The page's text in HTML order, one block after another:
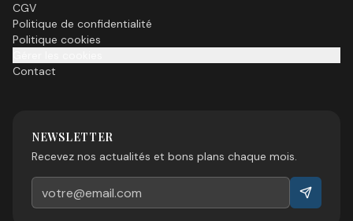
CGV
Politique de confidentialité
Politique cookies
Contact
NEWSLETTER
Recevez nos actualités et bons plans chaque mois.